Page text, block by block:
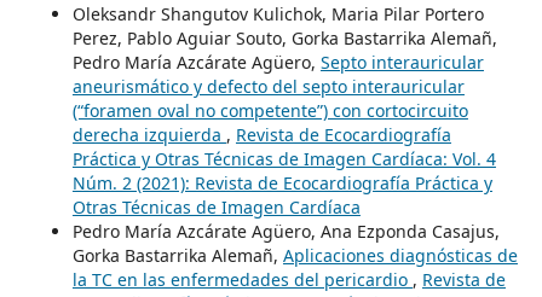
Oleksandr Shangutov Kulichok, Maria Pilar Portero
Perez, Pablo Aguiar Souto, Gorka Bastarrika Alemañ,
Pedro María Azcárate Agüero, Septo interauricular
aneurismático y defecto del septo interauricular
(“foramen oval no competente”) con cortocircuito
derecha izquierda , Revista de Ecocardiografía
Práctica y Otras Técnicas de Imagen Cardíaca: Vol. 4
Núm. 2 (2021): Revista de Ecocardiografía Práctica y
Otras Técnicas de Imagen Cardíaca
Pedro María Azcárate Agüero, Ana Ezponda Casajus,
Gorka Bastarrika Alemañ, Aplicaciones diagnósticas de
la TC en las enfermedades del pericardio , Revista de